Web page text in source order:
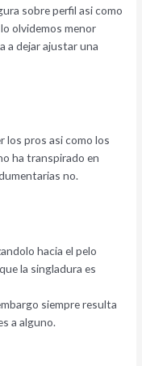
sobre perfil asi­ como
olvidemos menor
a dejar ajustar una
los pros asi­ como los
ha transpirado en
no.
hacia el pelo
la singladura es
siempre resulta
a alguno.